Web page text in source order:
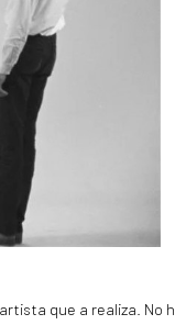
que a realiza. No